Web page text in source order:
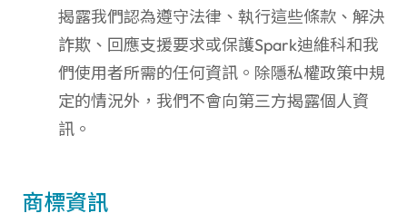
揭露我們認為遵守法律、執行這些條款、解決
詐欺、回應支援要求或保護Spark迪維科和我
們使用者所需的任何資訊。除隱私權政策中規
定的情況外，我們不會向第三方揭露個人資
訊。
商標資訊